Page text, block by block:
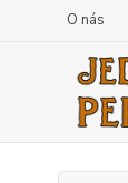
O nás